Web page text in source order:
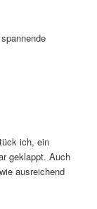
ich, ein
geklappt. Auch
ausreichend